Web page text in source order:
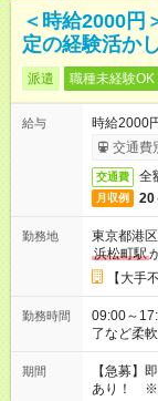
＜時給2000円
定の経験活か
派遣 職種未経験OK
給与
時給2000
交通費
交通費 全
月収例 20
勤務地
東京都港区
浜松町駅
【大手
勤務時間
09:00～
了など柔
期間
【急募】
あり！